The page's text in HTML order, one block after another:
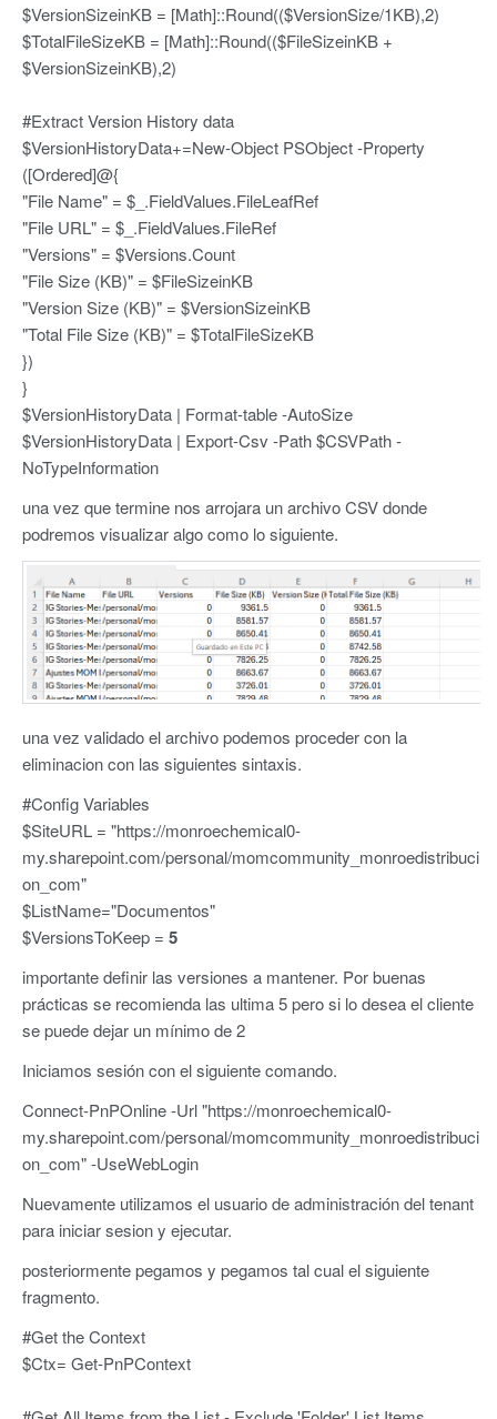
$VersionSizeinKB = [Math]::Round(($VersionSize/1KB),2)
$TotalFileSizeKB = [Math]::Round(($FileSizeinKB +
$VersionSizeinKB),2)
#Extract Version History data
$VersionHistoryData+=New-Object PSObject -Property
([Ordered]@{
"File Name" = $_.FieldValues.FileLeafRef
"File URL" = $_.FieldValues.FileRef
"Versions" = $Versions.Count
"File Size (KB)" = $FileSizeinKB
"Version Size (KB)" = $VersionSizeinKB
"Total File Size (KB)" = $TotalFileSizeKB
})
}
$VersionHistoryData | Format-table -AutoSize
$VersionHistoryData | Export-Csv -Path $CSVPath -
NoTypeInformation
una vez que termine nos arrojara un archivo CSV donde
podremos visualizar algo como lo siguiente.
una vez validado el archivo podemos proceder con la
eliminacion con las siguientes sintaxis.
#Config Variables
$SiteURL = "https://monroechemical0-
my.sharepoint.com/personal/momcommunity_monroedistribuci
on_com"
$ListName="Documentos"
$VersionsToKeep = 5
importante definir las versiones a mantener. Por buenas
prácticas se recomienda las ultima 5 pero si lo desea el cliente
se puede dejar un mínimo de 2
Iniciamos sesión con el siguiente comando.
Connect-PnPOnline -Url "https://monroechemical0-
my.sharepoint.com/personal/momcommunity_monroedistribuci
on_com" -UseWebLogin
Nuevamente utilizamos el usuario de administración del tenant
para iniciar sesion y ejecutar.
posteriormente pegamos y pegamos tal cual el siguiente
fragmento.
#Get the Context
$Ctx= Get-PnPContext